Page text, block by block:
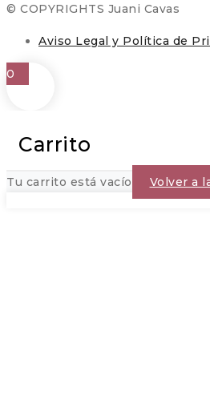
© COPYRIGHTS Juani Cavas
Aviso Legal y Política de
0
Carrito
Tu carrito está vacío Volver a